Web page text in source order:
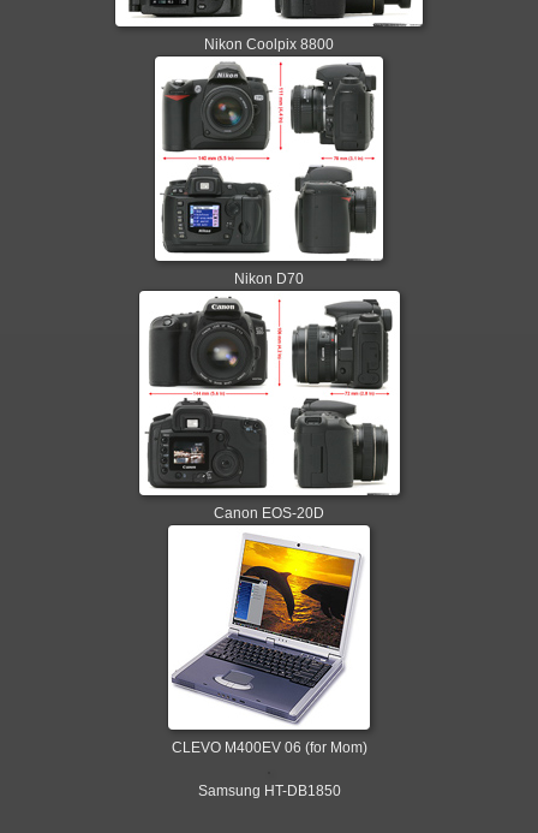
Nikon Coolpix 8800
Nikon D70
Canon EOS-20D
CLEVO M400EV 06 (for Mom)
Samsung HT-DB1850